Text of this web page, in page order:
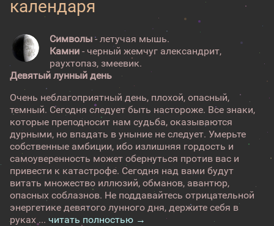
календаря
Символы - летучая мышь.
Камни - черный жемчуг александрит,
раухтопаз, змеевик.
Девятый лунный день
Очень неблагоприятный день, плохой, опасный,
темный. Сегодня следует быть настороже. Все знаки,
которые преподносит нам судьба, оказываются
дурными, но впадать в уныние не следует. Умерьте
собственные амбиции, ибо излишняя гордость и
самоуверенность может обернуться против вас и
привести к катастрофе. Сегодня над вами будут
витать множество иллюзий, обманов, авантюр,
опасных соблазнов. Не поддавайтесь отрицательной
энергетике девятого лунного дня, держите себя в
руках ... читать полностью →